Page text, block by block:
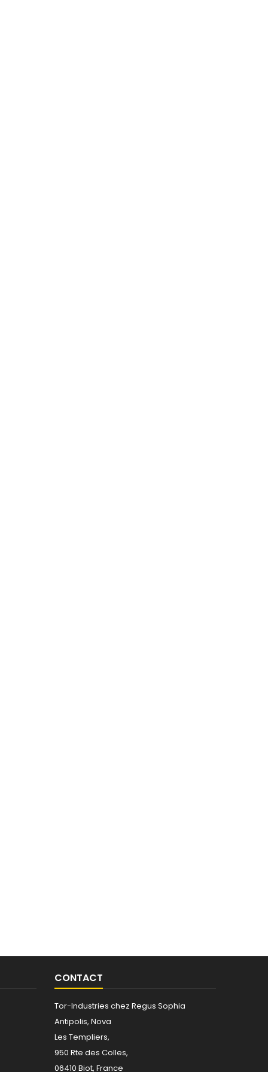
CONTACT
Tor-Industries chez Regus Sophia
Antipolis, Nova
Les Templiers,
950 Rte des Colles,
06410 Biot, France